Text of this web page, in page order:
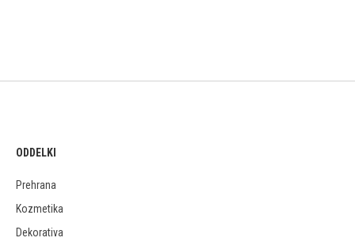
ODDELKI
Prehrana
Kozmetika
Dekorativa